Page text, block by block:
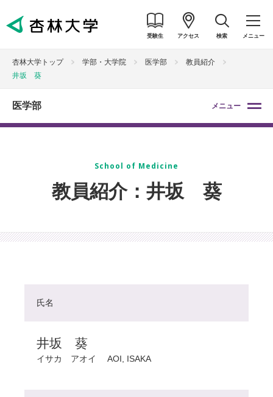
受験生 アクセス 検索 メニュー
杏林大学トップ 学部・大学院 医学部
教員紹介
井坂 葵
医学部 メニュー
School of Medicine
教員紹介：井坂 葵
氏名
井坂 葵
イサカ アオイ AOI, ISAKA